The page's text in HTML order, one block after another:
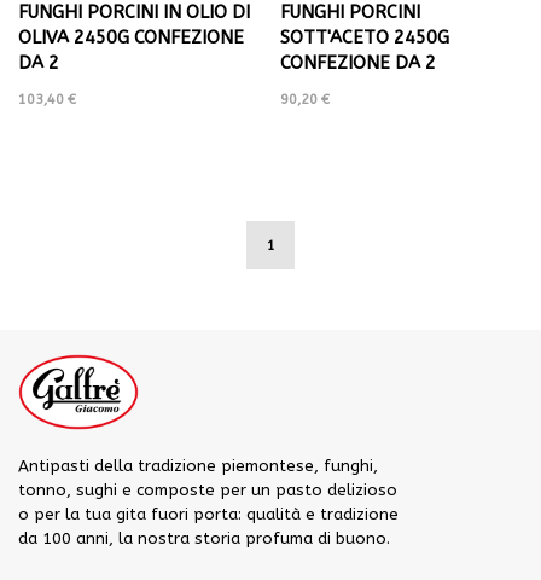
FUNGHI PORCINI IN OLIO DI
OLIVA 2450G CONFEZIONE
DA 2
103,40 €
FUNGHI PORCINI
SOTT'ACETO 2450G
CONFEZIONE DA 2
90,20 €
1
Antipasti della tradizione piemontese, funghi,
tonno, sughi e composte per un pasto delizioso
o per la tua gita fuori porta: qualità e tradizione
da 100 anni, la nostra storia profuma di buono.